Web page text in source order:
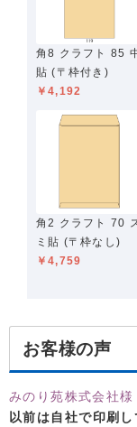
角8 クラフト 85
貼 (〒枠付き)
￥4,192
角2 クラフト 70
ミ貼 (〒枠なし)
￥4,759
お客様の声
みのり苑株式会社様
以前は自社で印刷